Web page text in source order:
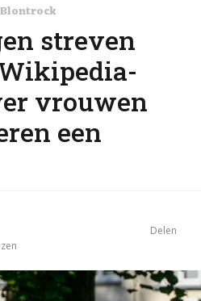
streven
vrouwen
een
Delen